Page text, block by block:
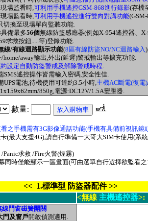
場監看時,可利用手機遙控GSM-868進行錄影(存檔
場監看時,可利用手機遙控進行雙向對講功能
切換至現場單向監聽功能.
備最多56個無線防盜感應器(例如X-954遙控器、
求救按鈕.....等)登錄功能.
線/有線迴路顯示功能(8區有線防盜NO/NC迴路輸入
home/away輸出,外出(延遲)警戒輸出等擴充功能.
設定自動防盜警戒及解除警戒時程.
SMS遙控操作皆需輸入密碼,安全性佳.
UPS電池,待機使用可達約3.5小時,主機AC斷電(復電)
850g,電源:DC12V/1.5A變壓器.
數量:
之手機需有3G影像通話功能(手機有具備前視訊鏡
(最大支援4G),請自行準備一大哥大SIM卡使用(系
求救 /Fire火警(煙霧)
同時僅能顯示一區畫面(可由選單自行選擇欲監看
<< 1.標準型 防盜器配件 >>
<無線 主機遙控器>:
線門窗磁簧開關
門及窗戶開啟偵測適用.